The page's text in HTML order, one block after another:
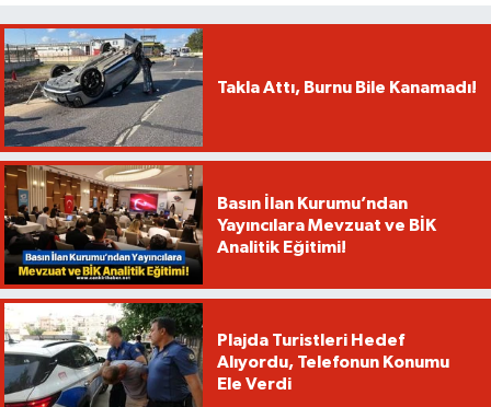
Takla Attı, Burnu Bile Kanamadı!
Basın İlan Kurumu’ndan
Yayıncılara Mevzuat ve BİK
Analitik Eğitimi!
Plajda Turistleri Hedef
Alıyordu, Telefonun Konumu
Ele Verdi